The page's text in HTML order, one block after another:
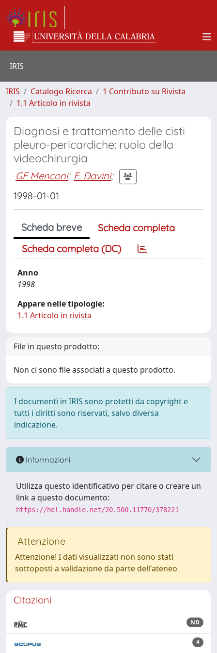
IRIS
IRIS Catalogo Ricerca
1 Contributo su Rivista
1.1 Articolo in rivista
Diagnosi e trattamento delle cisti
pleuro-pericardiche: ruolo della
videochirurgia
GF Menconi; F. Davini;
1998-01-01
Scheda breve
Scheda completa
Scheda completa (DC)
Anno
1998
Appare nelle tipologie:
1.1 Articolo in rivista
File in questo prodotto:
Non ci sono file associati a questo prodotto.
I documenti in IRIS sono protetti da copyright e
tutti i diritti sono riservati, salvo diversa
indicazione.
Informazioni
Utilizza questo identificativo per citare o creare un
link a questo documento:
https://hdl.handle.net/20.500.11770/378221
Attenzione
Attenzione! I dati visualizzati non sono stati
sottoposti a validazione da parte dell'ateneo
Citazioni
ND
4